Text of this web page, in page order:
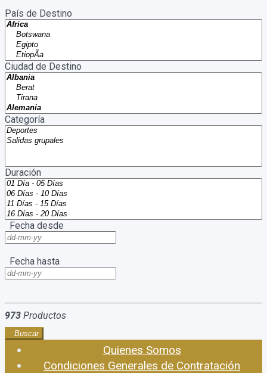
País de Destino
Ciudad de Destino
Categoría
Duración
Fecha desde
Fecha hasta
973 Productos
Buscar
Quienes Somos
Condiciones Generales de Contratación